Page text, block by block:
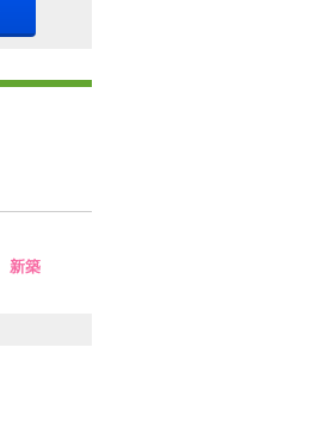
新築